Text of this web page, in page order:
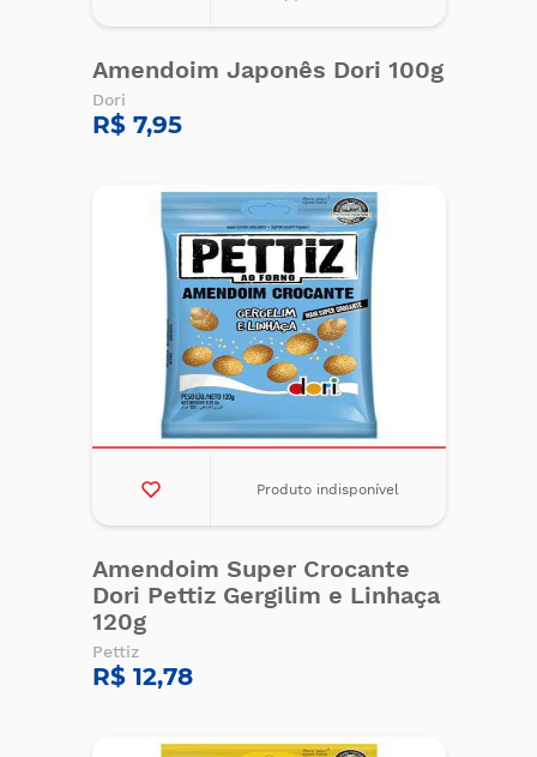
Amendoim Japonês Dori 100g
Dori
R$ 7,95
Produto indisponível
Amendoim Super Crocante
Dori Pettiz Gergilim e Linhaça
120g
Pettiz
R$ 12,78